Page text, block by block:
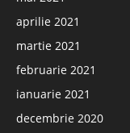
aprilie 2021
martie 2021
februarie 2021
ianuarie 2021
decembrie 2020